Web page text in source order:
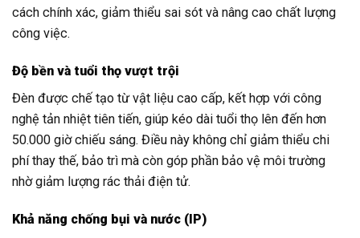
cách chính xác, giảm thiểu sai sót và nâng cao chất lượng
công việc.
Độ bền và tuổi thọ vượt trội
Đèn được chế tạo từ vật liệu cao cấp, kết hợp với công
nghệ tản nhiệt tiên tiến, giúp kéo dài tuổi thọ lên đến hơn
50.000 giờ chiếu sáng. Điều này không chỉ giảm thiểu chi
phí thay thế, bảo trì mà còn góp phần bảo vệ môi trường
nhờ giảm lượng rác thải điện tử.
Khả năng chống bụi và nước (IP)